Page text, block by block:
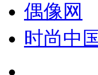
偶像网
时尚中